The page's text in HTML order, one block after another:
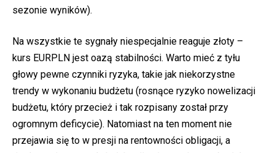
sezonie wyników).
Na wszystkie te sygnały niespecjalnie reaguje złoty –
kurs EURPLN jest oazą stabilności. Warto mieć z tyłu
głowy pewne czynniki ryzyka, takie jak niekorzystne
trendy w wykonaniu budżetu (rosnące ryzyko nowelizacji
budżetu, który przecież i tak rozpisany został przy
ogromnym deficycie). Natomiast na ten moment nie
przejawia się to w presji na rentowności obligacji, a